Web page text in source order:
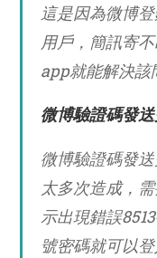
這是因為微博
用戶，簡訊寄
app就能解決該
微博驗證碼發
微博驗證碼發
太多次造成，
示出現錯誤
號密碼就可以登